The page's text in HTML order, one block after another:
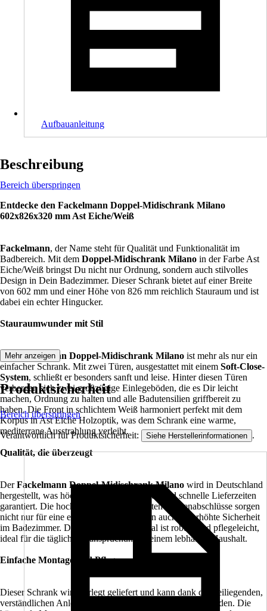
Aufbauanleitung
Beschreibung
Bereich überspringen
Entdecke den Fackelmann Doppel-Midischrank Milano
602x826x320 mm Ast Eiche/Weiß
Fackelmann, der Name steht für Qualität und Funktionalität im
Badbereich. Mit dem Doppel-Midischrank Milano in der Farbe Ast
Eiche/Weiß bringst Du nicht nur Ordnung, sondern auch stilvolles
Design in Dein Badezimmer. Dieser Schrank bietet auf einer Breite
von 602 mm und einer Höhe von 826 mm reichlich Stauraum und ist
dabei ein echter Hingucker.
Stauraumwunder mit Stil
DerFackelmann Doppel-Midischrank Milano ist mehr als nur ein
einfacher Schrank. Mit zwei Türen, ausgestattet mit einem Soft-Close-
System, schließt er besonders sanft und leise. Hinter diesen Türen
verbergen sich zwei großzügige Einlegeböden, die es Dir leicht
machen, Ordnung zu halten und alle Badutensilien griffbereit zu
haben. Die Front in schlichtem Weiß harmoniert perfekt mit dem
Korpus in Ast Eiche Holzoptik, was dem Schrank eine warme,
mediterrane Ausstrahlung verleiht.
Qualität, die überzeugt
DerFackelmann Doppel-Midischrank Milano wird in Deutschland
hergestellt, was höchste Qualitätsstandards und schnelle Lieferzeiten
garantiert. Die hochwertigen, abgerundeten Kantenabschlüsse sorgen
nicht nur für eine elegante Optik, sondern auch für erhöhte Sicherheit
im Badezimmer. Das verwendete Material ist robust und pflegeleicht,
ideal für die tägliche Beanspruchung in einem lebhaften Haushalt.
Einfache Montage und Pflege
Dieser Schrank wird zerlegt geliefert und kann dank der beiliegenden,
verständlichen Anleitung schnell und einfach montiert werden. Die
Mehr anzeigen
Produktsicherheit
Bereich überspringen
Verantwortlich für Produktsicherheit: Siehe Herstellerinformationen .